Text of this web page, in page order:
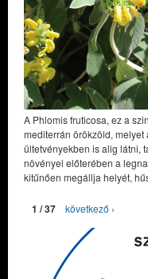
A Phlomis fruticosa, ez a
mediterrán örökzöld, melyet
ültetvényekben is alig látni,
növényei előterében a
kitűnően megállja helyét,
1 / 37 következő ›